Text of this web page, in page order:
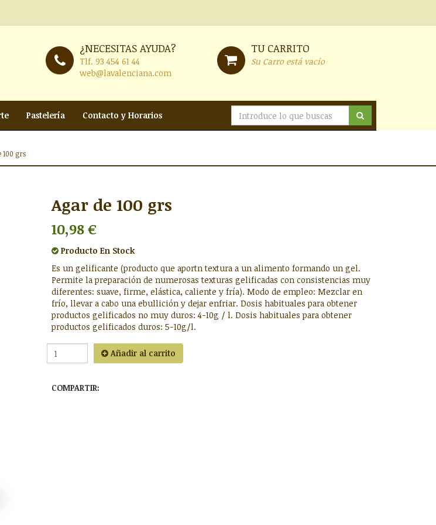
¿NECESITAS AYUDA?
Tlf. 93 454 61 44
web@lavalenciana.com
TU CARRITO
Su Carro está vacío
Pastelería Contacto y Horarios
100 grs
Agar de 100 grs
10,98 €
Producto En Stock
Es un gelificante (producto que aportn textura a un alimento formando un gel.
Permite la preparación de numerosas texturas gelificadas con consistencias muy
diferentes: suave, firme, elástica, caliente y fría). Modo de empleo: Mezclar en
frío, llevar a cabo una ebullición y dejar enfriar. Dosis habituales para obtener
productos gelificados no muy duros: 4-10g / l. Dosis habituales para obtener
productos gelificados duros: 5-10g/l.
Añadir al carrito
COMPARTIR: